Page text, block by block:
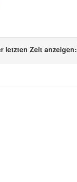
letzten Zeit anzeigen: